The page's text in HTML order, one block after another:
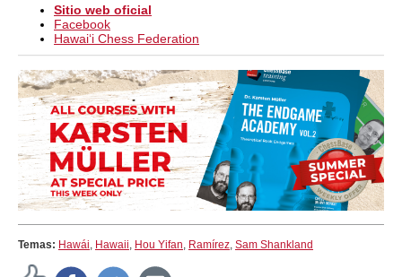
Sitio web oficial
Facebook
Hawaiʻi Chess Federation
Temas: Hawái, Hawaii, Hou Yifan, Ramírez, Sam Shankland